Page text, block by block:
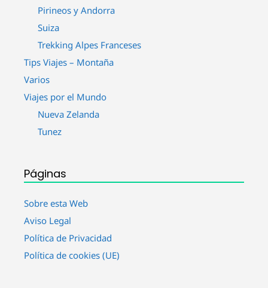
Pirineos y Andorra
Suiza
Trekking Alpes Franceses
Tips Viajes – Montaña
Varios
Viajes por el Mundo
Nueva Zelanda
Tunez
Páginas
Sobre esta Web
Aviso Legal
Política de Privacidad
Política de cookies (UE)